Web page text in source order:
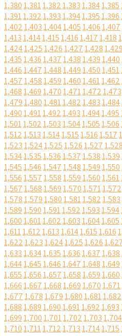
1,3801,3811,3821,3831,3841,385
1,3911,3921,3931,3941,3951,396
1,4021,4031,4041,4051,4061,407
1,4131,4141,4151,4161,4171,418
1,4241,4251,4261,4271,4281,429
1,4351,4361,4371,4381,4391,440
1,4461,4471,4481,4491,4501,451
1,4571,4581,4591,4601,4611,462
1,4681,4691,4701,4711,4721,473
1,4791,4801,4811,4821,4831,484
1,4901,4911,4921,4931,4941,495
1,5011,5021,5031,5041,5051,506
1,5121,5131,5141,5151,5161,517
1,5231,5241,5251,5261,5271,528
1,5341,5351,5361,5371,5381,539
1,5451,5461,5471,5481,5491,550
1,5561,5571,5581,5591,5601,561
1,5671,5681,5691,5701,5711,572
1,5781,5791,5801,5811,5821,583
1,5891,5901,5911,5921,5931,594
1,6001,6011,6021,6031,6041,605
1,6111,6121,6131,6141,6151,616
1,6221,6231,6241,6251,626
1,6331,6341,6351,6361,6371,638
1,6441,6451,6461,6471,6481,649
1,6551,6561,6571,6581,6591,660
1,6661,6671,6681,6691,6701,671
1,6771,6781,6791,6801,6811,682
1,6881,6891,6901,6911,6921,693
1,6991,7001,7011,7021,7031,704
1,7101,7111,7121,7131,7141,715